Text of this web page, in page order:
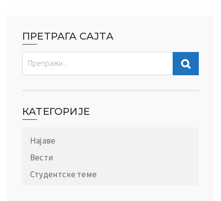
ПРЕТРАГА САЈТА
КАТЕГОРИЈЕ
Најаве
Вести
Студентске теме